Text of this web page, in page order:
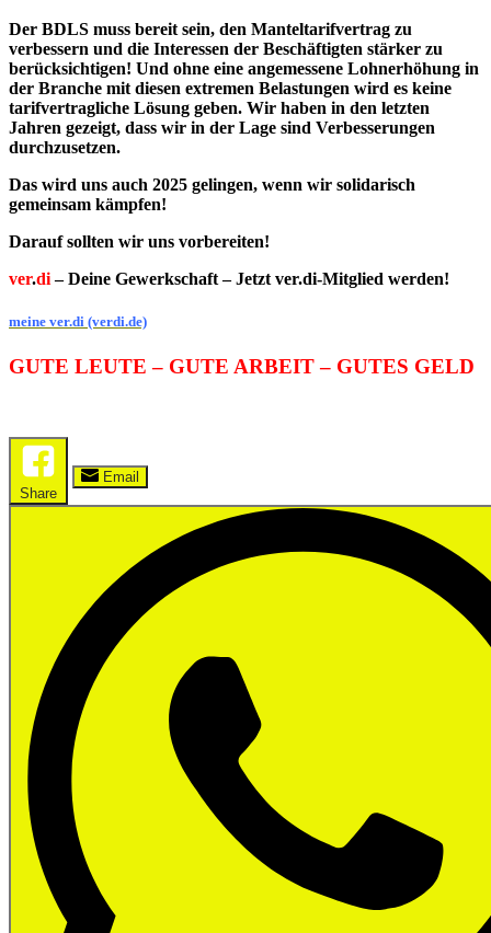
Der BDLS muss bereit sein, den Manteltarifvertrag zu
verbessern und die Interessen der Beschäftigten stärker zu
berücksichtigen! Und ohne eine angemessene Lohnerhöhung in
der Branche mit diesen extremen Belastungen wird es keine
tarifvertragliche Lösung geben. Wir haben in den letzten
Jahren gezeigt, dass wir in der Lage sind Verbesserungen
durchzusetzen.
Das wird uns auch 2025 gelingen, wenn wir solidarisch
gemeinsam kämpfen!
Darauf sollten wir uns vorbereiten!
ver.di– Deine Gewerkschaft – Jetzt ver.di-Mitglied werden!
meine ver.di (verdi.de)
GUTE LEUTE – GUTE ARBEIT – GUTES GELD
Share
Email